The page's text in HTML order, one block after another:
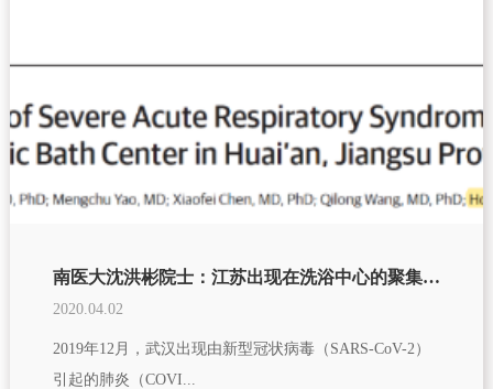
南医大沈洪彬院士：江苏出现在洗浴中心的聚集感染，表明新冠病毒或可在高温高湿下传播
2020.04.02
2019年12月，武汉出现由新型冠状病毒（SARS-CoV-2）
引起的肺炎（COVI...